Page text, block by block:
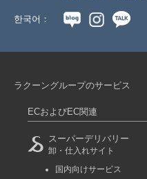
한국어：
ラクーングループのサービス
ECおよびEC関連
スーパーデリバリー
卸・仕入れサイト
国内向けサービス